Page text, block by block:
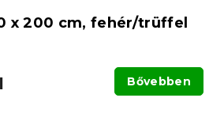
x 200 cm, fehér/trüffel
Bővebben